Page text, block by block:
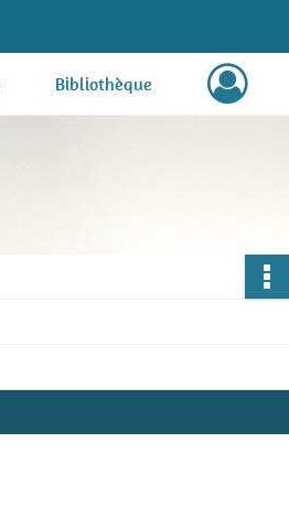
Bibliothèque